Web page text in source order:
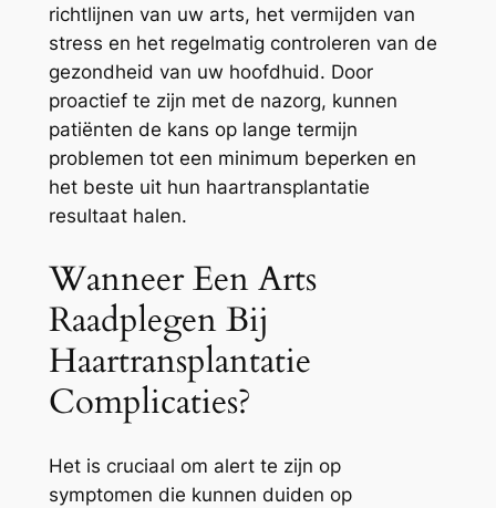
richtlijnen van uw arts, het vermijden van
stress en het regelmatig controleren van de
gezondheid van uw hoofdhuid. Door
proactief te zijn met de nazorg, kunnen
patiënten de kans op lange termijn
problemen tot een minimum beperken en
het beste uit hun haartransplantatie
resultaat halen.
Wanneer Een Arts
Raadplegen Bij
Haartransplantatie
Complicaties?
Het is cruciaal om alert te zijn op
symptomen die kunnen duiden op